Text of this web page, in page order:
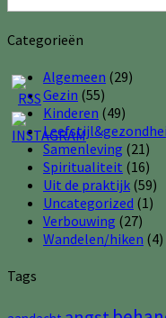
Categorieën
Algemeen (29)
Gezin (55)
Kinderen (49)
Samenleving (21)
Spiritualiteit (16)
Uit de praktijk (59)
Uncategorized (1)
Verbouwing (27)
Wandelen/hiken (4)
Tags